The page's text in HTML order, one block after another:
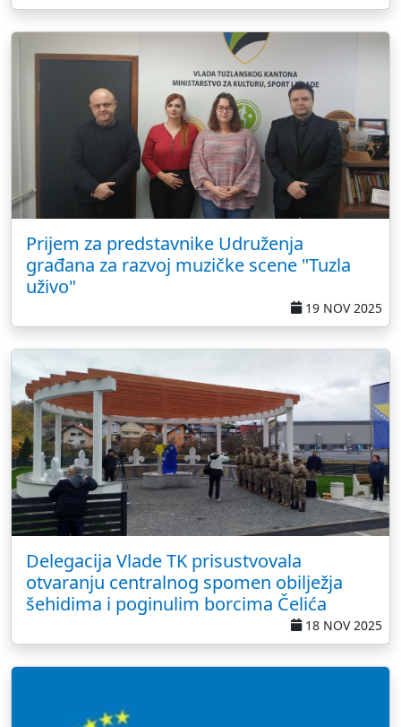
Prijem za predstavnike Udruženja
građana za razvoj muzičke scene "Tuzla
uživo"
19 NOV 2025
Delegacija Vlade TK prisustvovala
otvaranju centralnog spomen obilježja
šehidima i poginulim borcima Čelića
18 NOV 2025